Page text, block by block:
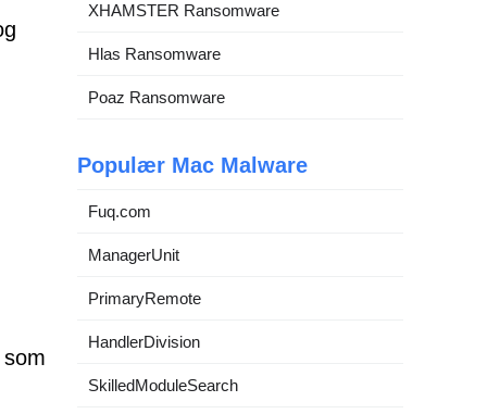
XHAMSTER Ransomware
Hlas Ransomware
Poaz Ransomware
Populær Mac Malware
Fuq.com
ManagerUnit
PrimaryRemote
HandlerDivision
SkilledModuleSearch